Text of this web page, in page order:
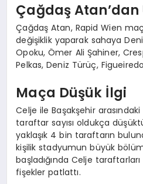
Çağdaş
Çağdaş Atan, Rapid Wien
değişiklik yaparak sahaya
Opoku, Ömer Ali Şahiner,
Pelkas, Deniz Türüç,
Maça Düşük İlgi
Celje ile Başakşehir
taraftar sayısı oldukça
yaklaşık 4 bin taraftarın
kişilik stadyumun büyük
başladığında Celje
fişekler patlattı.